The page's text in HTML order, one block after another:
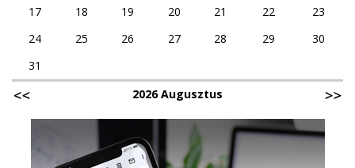
17
18 19 20 21 22
23
24
25 26 27 28 29
30
31
2026 Augusztus